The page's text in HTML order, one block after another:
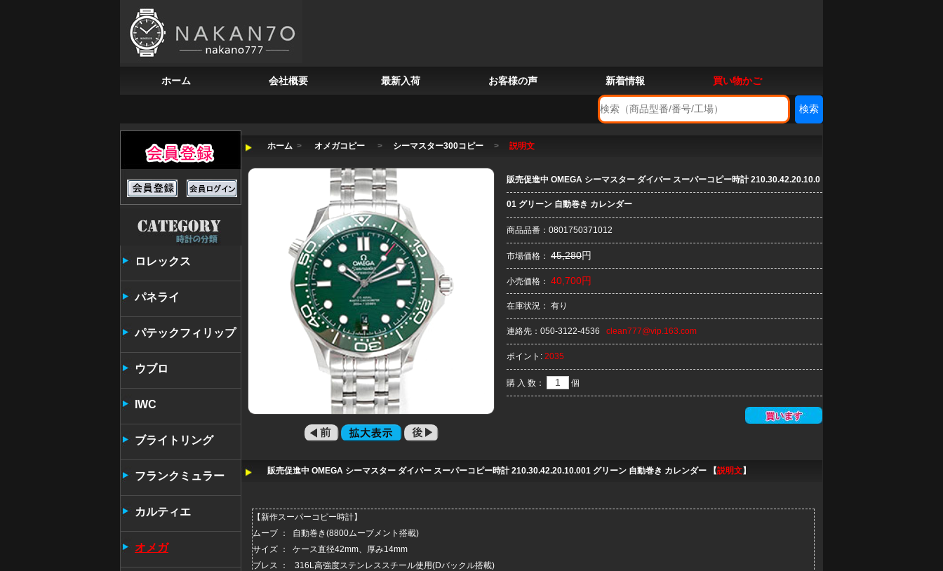
ホーム 会社概要 最新入荷 お客様の声 新着情報 買い物かご
ロレックス
パネライ
パテックフィリップ
ウブロ
IWC
ブライトリング
フランクミュラー
カルティエ
オメガ
ホーム > オメガコピー > シーマスター300コピー > 説明文
販売促進中 OMEGA シーマスター ダイバー スーパーコピー時計 210.30.42.20.10.0
01 グリーン 自動巻き カレンダー
商品品番：0801750371012
市場価格： 45,280円
小売価格： 40,700円
在庫状況： 有り
連絡先： 050-3122-4536 clean777@vip.163.com
ポイント: 2035
購 入 数： 個
販売促進中 OMEGA シーマスター ダイバー スーパーコピー時計 210.30.42.20.10.001 グリーン 自動巻き カレンダー 【説明文】
【新作スーパーコピー時計】
ムーブ ： 自動巻き(8800ムーブメント搭載)
サイズ ： ケース直径42mm、厚み14mm
ブレス ： 316L高強度ステンレススチール使用(Dバックル搭載)